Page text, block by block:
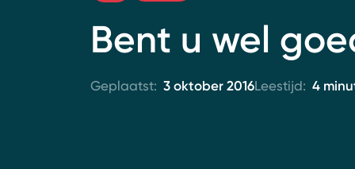
Letselschade
Bent u wel
Geplaatst: 3 oktober 2016Leestijd: 4